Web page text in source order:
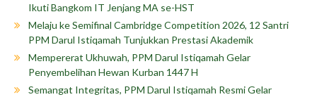
Ikuti Bangkom IT Jenjang MA se-HST
Melaju ke Semifinal Cambridge Competition 2026, 12 Santri
PPM Darul Istiqamah Tunjukkan Prestasi Akademik
Mempererat Ukhuwah, PPM Darul Istiqamah Gelar
Penyembelihan Hewan Kurban 1447 H
Semangat Integritas, PPM Darul Istiqamah Resmi Gelar